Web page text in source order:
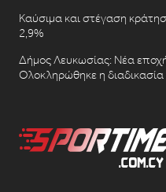
Καύσιμα και στέγαση
2,9%
Δήμος Λευκωσίας: Νέα
Ολοκληρώθηκε η